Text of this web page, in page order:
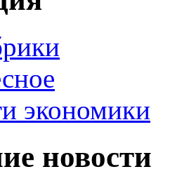
экономики
новости